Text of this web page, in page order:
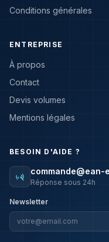
Conditions générales
ENTREPRISE
À propos
Contact
Devis volumes
Mentions légales
BESOIN D'AIDE ?
commande@ean-
Réponse sous 24h
Newsletter